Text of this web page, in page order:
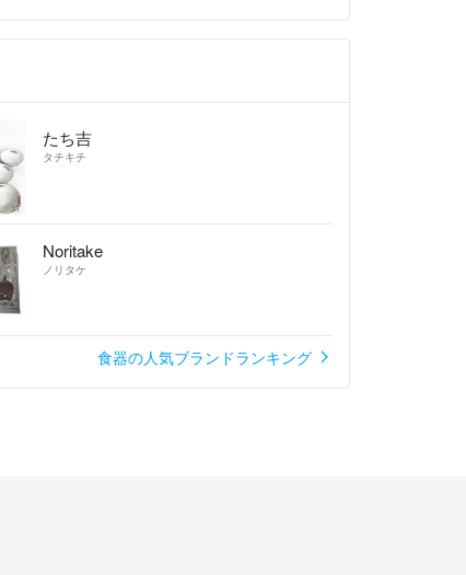
たち吉
タチキチ
Noritake
ノリタケ
食器の人気ブランドランキング